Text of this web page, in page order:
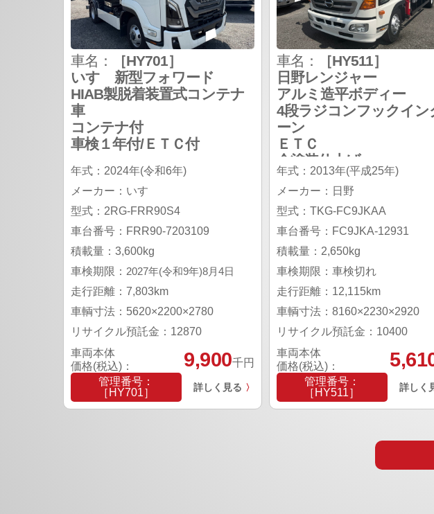
車名：
［HY701］
いすゞ新型フォワード
HIAB製脱着装置式コンテナ
車
コンテナ付
車検１年付/ＥＴＣ付
年式：2024年(令和6年)
メーカー：いすゞ
型式：2RG-FRR90S4
車台番号：FRR90-7203109
積載量：3,600kg
車検期限： 2027年(令和9年)8月4日
走行距離：7,803km
車輌寸法：5620×2200×2780
リサイクル預託金：12870
車両本体
価格(税込)：
9,900千円
管理番号：
［HY701］
詳しく見る 〉
車名：
［HY511］
日野レンジャー
アルミ造平ボディー
4段ラジコンフックイン
ーン
ＥＴＣ
全塗装仕上げ
年式：2013年(平成25年)
メーカー：日野
型式：TKG-FC9JKAA
車台番号：FC9JKA-12931
積載量：2,650kg
車検期限：車検切れ
走行距離：12,115km
車輌寸法：8160×2230×2920
リサイクル預託金：10400
車両本体
価格(税込)：
管理番号：
［HY511］
詳しく